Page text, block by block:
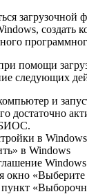
загрузочной
создать
помощи
следующих
и
достаточно
окно
пункт